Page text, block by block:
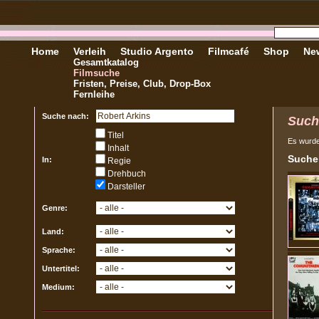
Home Verleih
Gesamtkatalog
Filmsuche
Fristen, Preise, Club, Drop-Box
Fernleihe
Studio Argento Filmcafé Shop
Suche nach:
In:
Titel
Inhalt
Regie
Drehbuch
Darsteller
Genre:
Land:
Sprache:
Untertitel:
Medium:
Es